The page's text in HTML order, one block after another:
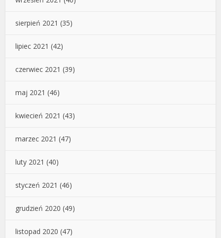
sierpień 2021 (35)
lipiec 2021 (42)
czerwiec 2021 (39)
maj 2021 (46)
kwiecień 2021 (43)
marzec 2021 (47)
luty 2021 (40)
styczeń 2021 (46)
grudzień 2020 (49)
listopad 2020 (47)